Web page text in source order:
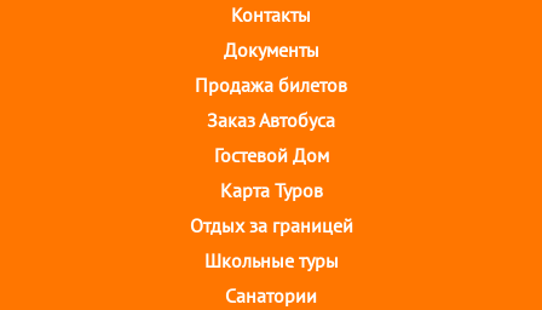
Контакты
Документы
Продажа билетов
Заказ Автобуса
Гостевой Дом
Карта Туров
Отдых за границей
Школьные туры
Санатории